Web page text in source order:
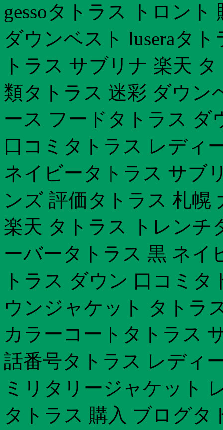
gessoタトラス トロン
ダウンベスト luseraタ
トラス サブリナ 楽天
類タトラス 迷彩 ダウン
ース フードタトラス ダ
口コミタトラス レディ
ネイビータトラス サブ
ンズ 評価タトラス 札幌
楽天 タトラス トレンチ
ーバータトラス 黒 ネイ
トラス ダウン 口コミ
ウンジャケット タトラ
カラーコートタトラス
話番号タトラス レディ
ミリタリージャケット
タトラス 購入 ブログタ